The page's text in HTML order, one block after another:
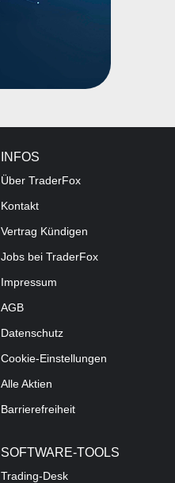
INFOS
Über TraderFox
Kontakt
Vertrag Kündigen
Jobs bei TraderFox
Impressum
AGB
Datenschutz
Cookie-Einstellungen
Alle Aktien
Barrierefreiheit
SOFTWARE-TOOLS
Trading-Desk